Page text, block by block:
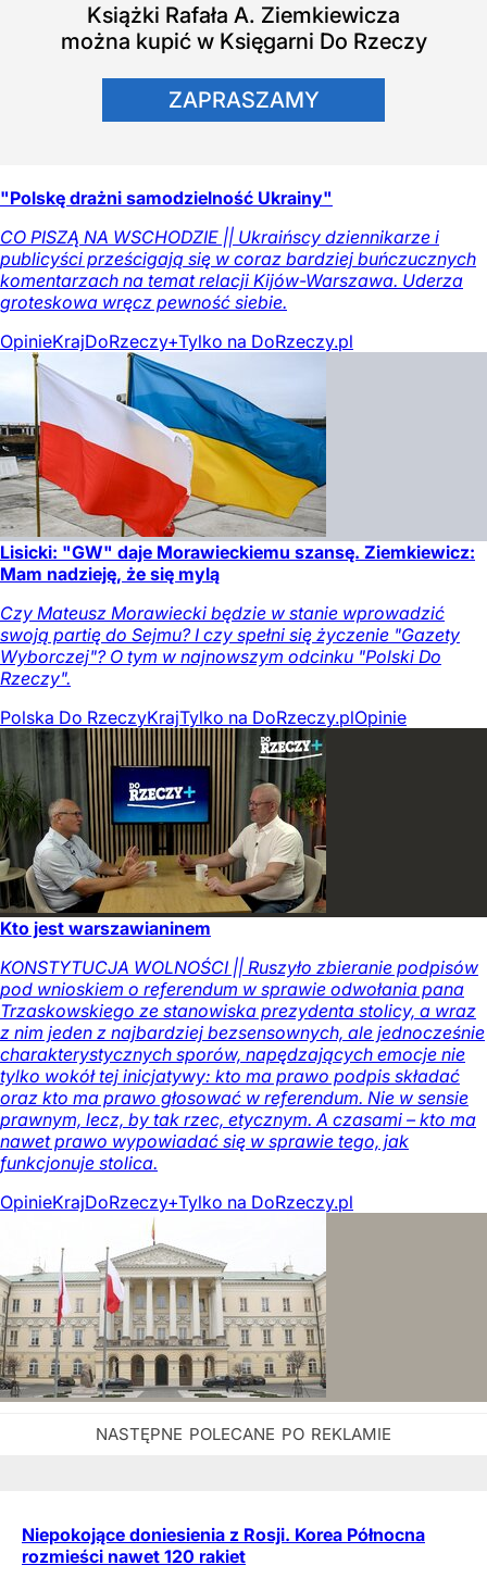
Książki Rafała A. Ziemkiewicza
można kupić w Księgarni Do Rzeczy
ZAPRASZAMY
"Polskę drażni samodzielność Ukrainy"
CO PISZĄ NA WSCHODZIE || Ukraińscy dziennikarze i
publicyści prześcigają się w coraz bardziej buńczucznych
komentarzach na temat relacji Kijów-Warszawa. Uderza
groteskowa wręcz pewność siebie.
OpinieKrajDoRzeczy+Tylko na DoRzeczy.pl
Lisicki: "GW" daje Morawieckiemu szansę. Ziemkiewicz:
Mam nadzieję, że się mylą
Czy Mateusz Morawiecki będzie w stanie wprowadzić
swoją partię do Sejmu? I czy spełni się życzenie "Gazety
Wyborczej"? O tym w najnowszym odcinku "Polski Do
Rzeczy".
Polska Do RzeczyKrajTylko na DoRzeczy.plOpinie
Kto jest warszawianinem
KONSTYTUCJA WOLNOŚCI || Ruszyło zbieranie podpisów
pod wnioskiem o referendum w sprawie odwołania pana
Trzaskowskiego ze stanowiska prezydenta stolicy, a wraz
z nim jeden z najbardziej bezsensownych, ale jednocześnie
charakterystycznych sporów, napędzających emocje nie
tylko wokół tej inicjatywy: kto ma prawo podpis składać
oraz kto ma prawo głosować w referendum. Nie w sensie
prawnym, lecz, by tak rzec, etycznym. A czasami – kto ma
nawet prawo wypowiadać się w sprawie tego, jak
funkcjonuje stolica.
OpinieKrajDoRzeczy+Tylko na DoRzeczy.pl
Niepokojące doniesienia z Rosji. Korea Północna
rozmieści nawet 120 rakiet